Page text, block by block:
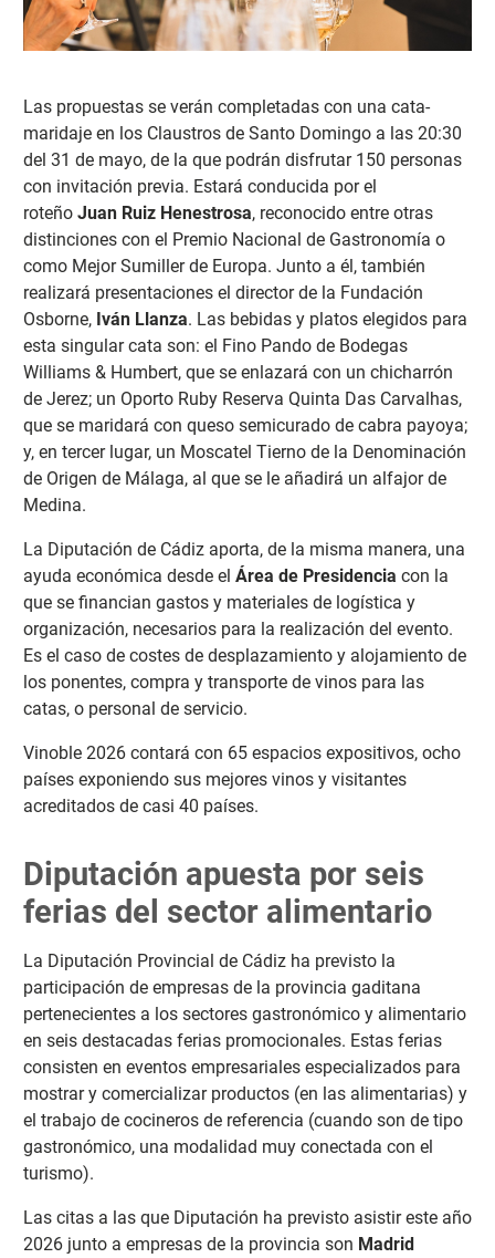
Las propuestas se verán completadas con una cata-
maridaje en los Claustros de Santo Domingo a las 20:30
del 31 de mayo, de la que podrán disfrutar 150 personas
con invitación previa. Estará conducida por el
roteño Juan Ruiz Henestrosa, reconocido entre otras
distinciones con el Premio Nacional de Gastronomía o
como Mejor Sumiller de Europa. Junto a él, también
realizará presentaciones el director de la Fundación
Osborne, Iván Llanza. Las bebidas y platos elegidos para
esta singular cata son: el Fino Pando de Bodegas
Williams & Humbert, que se enlazará con un chicharrón
de Jerez; un Oporto Ruby Reserva Quinta Das Carvalhas,
que se maridará con queso semicurado de cabra payoya;
y, en tercer lugar, un Moscatel Tierno de la Denominación
de Origen de Málaga, al que se le añadirá un alfajor de
Medina.
La Diputación de Cádiz aporta, de la misma manera, una
ayuda económica desde el Área de Presidencia con la
que se financian gastos y materiales de logística y
organización, necesarios para la realización del evento.
Es el caso de costes de desplazamiento y alojamiento de
los ponentes, compra y transporte de vinos para las
catas, o personal de servicio.
Vinoble 2026 contará con 65 espacios expositivos, ocho
países exponiendo sus mejores vinos y visitantes
acreditados de casi 40 países.
Diputación apuesta por seis
ferias del sector alimentario
La Diputación Provincial de Cádiz ha previsto la
participación de empresas de la provincia gaditana
pertenecientes a los sectores gastronómico y alimentario
en seis destacadas ferias promocionales. Estas ferias
consisten en eventos empresariales especializados para
mostrar y comercializar productos (en las alimentarias) y
el trabajo de cocineros de referencia (cuando son de tipo
gastronómico, una modalidad muy conectada con el
turismo).
Las citas a las que Diputación ha previsto asistir este año
2026 junto a empresas de la provincia son Madrid